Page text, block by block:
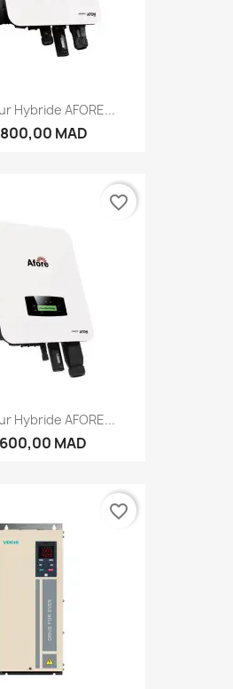
Hybride AFORE...
800,00 MAD
Hybride AFORE...
600,00 MAD
favorite_border
favorite_border